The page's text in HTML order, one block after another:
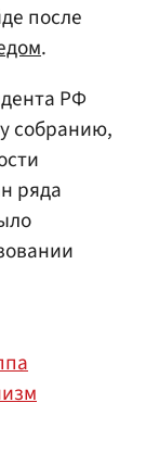
после
.
РФ
собранию,
ряда